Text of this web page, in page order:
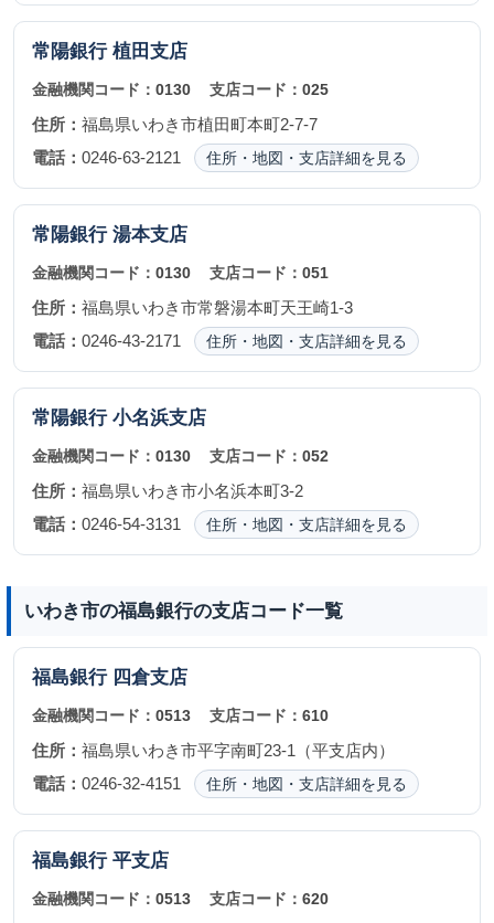
常陽銀行 植田支店
金融機関コード： 0130 支店コード：025
住所： 福島県いわき市植田町本町2-7-7
電話： 0246-63-2121 住所・地図・支店詳細を見る
常陽銀行 湯本支店
金融機関コード： 0130 支店コード：051
住所： 福島県いわき市常磐湯本町天王崎1-3
電話： 0246-43-2171 住所・地図・支店詳細を見る
常陽銀行 小名浜支店
金融機関コード： 0130 支店コード：052
住所： 福島県いわき市小名浜本町3-2
電話： 0246-54-3131 住所・地図・支店詳細を見る
いわき市の福島銀行の支店コード一覧
福島銀行 四倉支店
金融機関コード： 0513 支店コード：610
住所： 福島県いわき市平字南町23-1（平支店内）
電話： 0246-32-4151 住所・地図・支店詳細を見る
福島銀行 平支店
金融機関コード： 0513 支店コード：620